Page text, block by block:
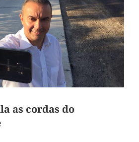
as cordas do